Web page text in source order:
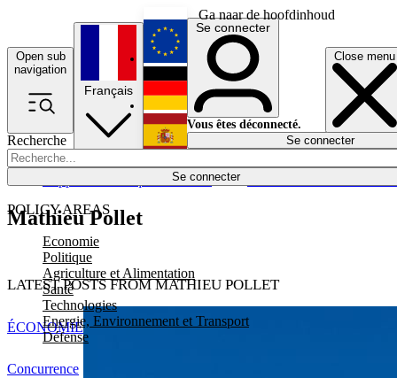
Ga naar de hoofdinhoud
Open sub
navigation
Close menu
Recherche
Se connecter
POLICY AREAS
Economie
Politique
Agriculture et Alimentation
Santé
Technologies
Energie, Environnement et Transport
Défense
Économie
Français
English
Deutsch
Español
Se connecter
Vous êtes déconnecté.
Se connecter
Mathieu Pollet
LATEST POSTS FROM MATHIEU POLLET
Concurrence
ÉCONOMIE